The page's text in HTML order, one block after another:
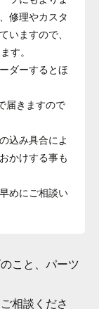
修理やカスタ
いますので、
す。
ダーするとほ
届きますので
込み具合によ
かけする事も
めにご相談い
こと、パーツ
相談くださ